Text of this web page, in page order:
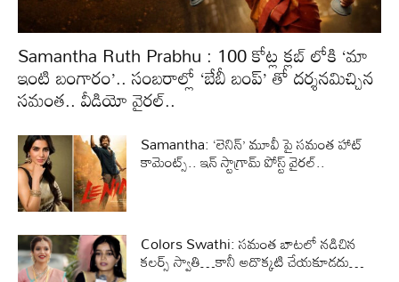
Samantha Ruth Prabhu : 100 కోట్ల క్లబ్ లోకి ‘మా
ఇంటి బంగారం’.. సంబరాల్లో ‘బేబీ బంప్’ తో దర్శనమిచ్చిన
సమంత.. వీడియో వైరల్..
Samantha: ‘లెనిన్’ మూవీ పై సమంత హాట్
కామెంట్స్.. ఇన్ స్టాగ్రామ్ పోస్ట్ వైరల్..
Colors Swathi: సమంత బాటలో నడిచిన
కలర్స్ స్వాతి…కానీ అదొక్కటి చేయకూడదు…